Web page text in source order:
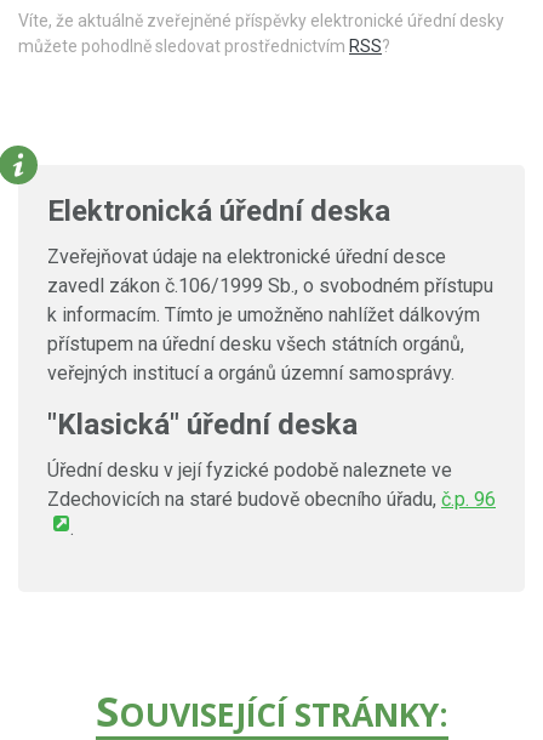
Víte, že aktuálně zveřejněné příspěvky elektronické úřední desky
můžete pohodlně sledovat prostřednictvím RSS?
Elektronická úřední deska
Zveřejňovat údaje na elektronické úřední desce
zavedl zákon č.106/1999 Sb., o svobodném přístupu
k informacím. Tímto je umožněno nahlížet dálkovým
přístupem na úřední desku všech státních orgánů,
veřejných institucí a orgánů územní samosprávy.
"Klasická" úřední deska
Úřední desku v její fyzické podobě naleznete ve
Zdechovicích na staré budově obecního úřadu, č.p. 96
.
SOUVISEJÍCÍ STRÁNKY: